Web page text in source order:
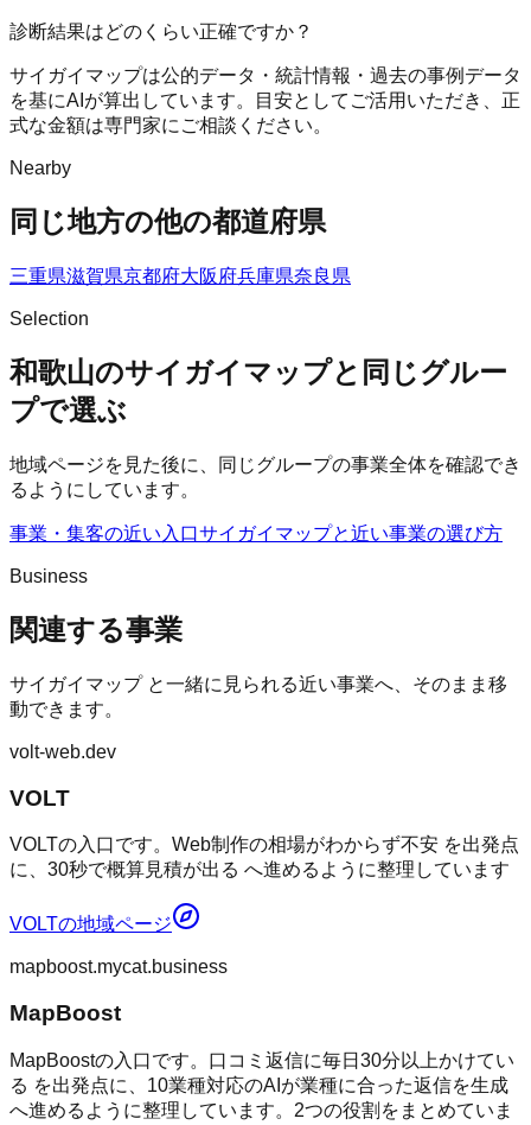
診断結果はどのくらい正確ですか？
サイガイマップは公的データ・統計情報・過去の事例データ
を基にAIが算出しています。目安としてご活用いただき、正
式な金額は専門家にご相談ください。
Nearby
同じ地方の他の都道府県
三重県滋賀県京都府大阪府兵庫県奈良県
Selection
和歌山のサイガイマップと同じグルー
プで選ぶ
地域ページを見た後に、同じグループの事業全体を確認でき
るようにしています。
事業・集客の近い入口サイガイマップと近い事業の選び方
Business
関連する事業
サイガイマップと一緒に見られる近い事業へ、そのまま移
動できます。
volt-web.dev
VOLT
VOLTの入口です。Web制作の相場がわからず不安 を出発点
に、30秒で概算見積が出る へ進めるように整理しています
VOLTの地域ページ
mapboost.mycat.business
MapBoost
MapBoostの入口です。口コミ返信に毎日30分以上かけてい
る を出発点に、10業種対応のAIが業種に合った返信を生成
へ進めるように整理しています。2つの役割をまとめていま